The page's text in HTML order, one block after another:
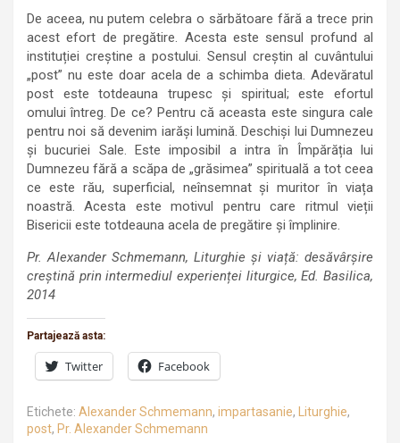
De aceea, nu putem celebra o sărbătoare fără a trece prin
acest efort de pregătire. Acesta este sensul profund al
instituției creștine a postului. Sensul creștin al cuvântului
„post” nu este doar acela de a schimba dieta. Adevăratul
post este totdeauna trupesc și spiritual; este efortul
omului întreg. De ce? Pentru că aceasta este singura cale
pentru noi să devenim iarăși lumină. Deschiși lui Dumnezeu
și bucuriei Sale. Este imposibil a intra în Împărăția lui
Dumnezeu fără a scăpa de „grăsimea” spirituală a tot ceea
ce este rău, superficial, neînsemnat și muritor în viața
noastră. Acesta este motivul pentru care ritmul vieții
Bisericii este totdeauna acela de pregătire și împlinire.
Pr. Alexander Schmemann, Liturghie și viață: desăvârșire
creștină prin intermediul experienței liturgice, Ed. Basilica,
2014
Partajează asta:
Twitter Facebook
Etichete: Alexander Schmemann, impartasanie, Liturghie,
post, Pr. Alexander Schmemann